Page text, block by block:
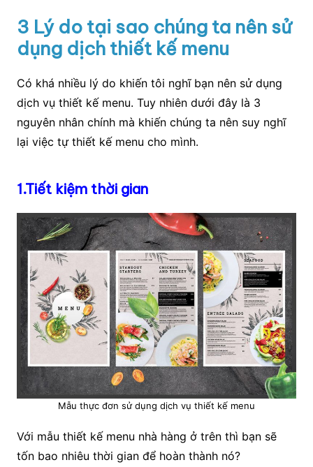
3 Lý do tại sao chúng ta nên sử
dụng dịch thiết kế menu
Có khá nhiều lý do khiến tôi nghĩ bạn nên sử dụng
dịch vụ thiết kế menu. Tuy nhiên dưới đây là 3
nguyên nhân chính mà khiến chúng ta nên suy nghĩ
lại việc tự thiết kế menu cho mình.
1.Tiết kiệm thời gian
Mẫu thực đơn sử dụng dịch vụ thiết kế menu
Với mẫu thiết kế menu nhà hàng ở trên thì bạn sẽ
tốn bao nhiêu thời gian để hoàn thành nó?